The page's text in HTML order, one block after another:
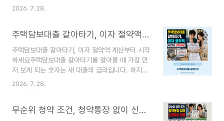
감당할 수 있어 보이는데도, 은행 계산에서는 원하
올리는 제도가 아니라, 앞으로 금리가 오를 가능성
방식입니다. 👉 부동산 초보, 계약 전 꼭 볼 것 👉
부동산 전망, 뉴스보다 먼저 볼 지표 👉 부동산 실
거래가, 실시간 조회 한 번에 이 글의 제도 기준은
2026년 7월 28일 확인 가능한 금융위원회 및 금
약DSR은 연소득에서 모든 대출의 연간 ..
2026. 7. 28.
주택담보대출 갈아타기, 이자 절약액 계산부터 시작하세요
주택담보대출 갈아타기, 이자 절약액 계산부터 시작
하세요주택담보대출 갈아타기를 알아볼 때 가장 먼
저 보게 되는 숫자는 새 대출의 금리입니다. 하지만
금리가 낮아졌다는 사실만으로 갈아타기가 유리하
용, 새 대출의 우대금리 조건까지 함께 계산해야 실
2026. 7. 28.
무순위 청약 조건, 청약통장 없이 신청하는 방법